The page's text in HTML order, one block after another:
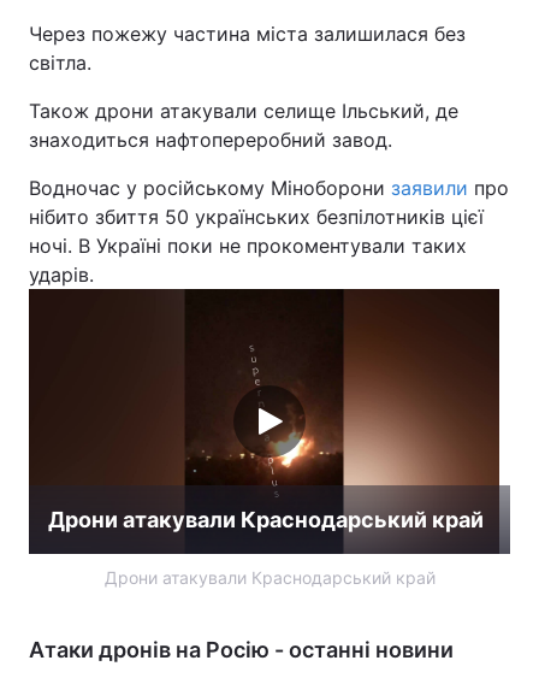
Через пожежу частина міста залишилася без
світла.
Також дрони атакували селище Ільський, де
знаходиться нафтопереробний завод.
Водночас у російському Міноборони заявили про
нібито збиття 50 українських безпілотників цієї
ночі. В Україні поки не прокоментували таких
ударів.
Дрони атакували Краснодарський край
Дрони атакували Краснодарський край
Атаки дронів на Росію - останні новини